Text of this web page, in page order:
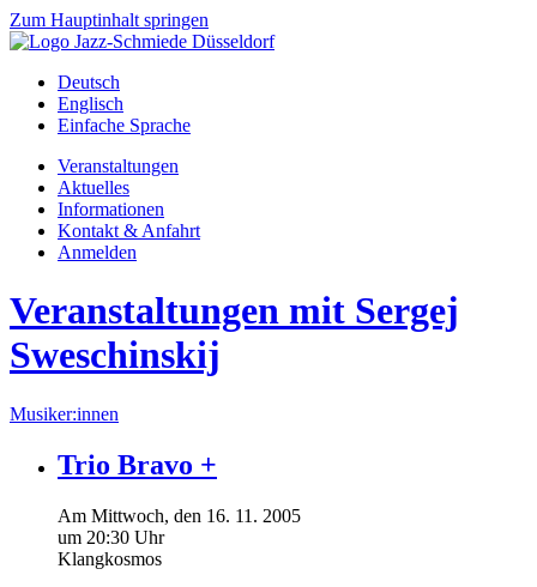
Zum Hauptinhalt springen
Deutsch
Englisch
Einfache Sprache
Veranstaltungen
Aktuelles
Informationen
Kontakt & Anfahrt
Anmelden
Veranstaltungen mit Sergej
Sweschinskij
Musiker:innen
Trio Bravo +
Am Mittwoch, den 16. 11. 2005
um 20:30 Uhr
Klangkosmos